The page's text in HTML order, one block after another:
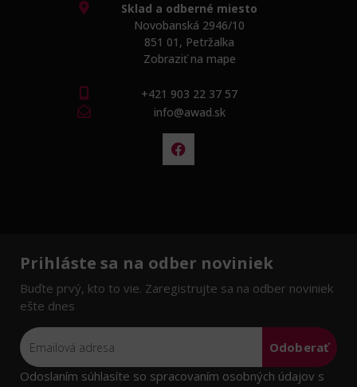
Sklad a odberné miesto
Novobanská 2946/10
851 01, Petržalka
Zobraziť na mape
+421 903 22 37 57
info@awad.sk
Prihláste sa na odber noviniek
Buďte prvý, kto to vie. Zaregistrujte sa na odber noviniek
ešte dnes
Odoberať
Odoslaním súhlasíte so spracovaním osobných údajov s